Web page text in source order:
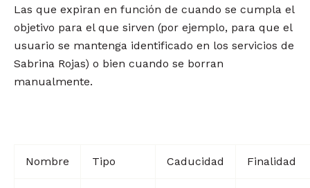
Las que expiran en función de cuando se cumpla el
objetivo para el que sirven (por ejemplo, para que el
usuario se mantenga identificado en los servicios de
Sabrina Rojas) o bien cuando se borran
manualmente.
Nombre Tipo Caducidad Finalidad